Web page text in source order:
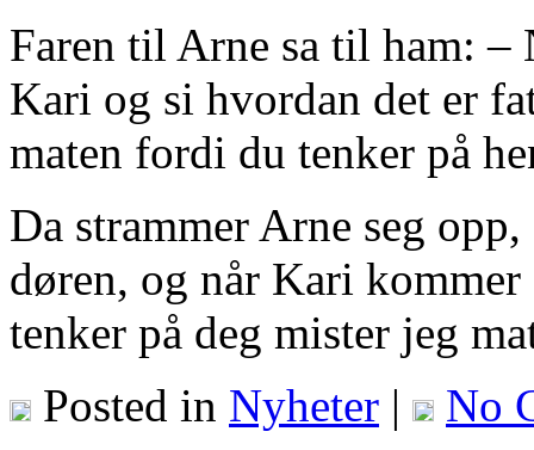
Faren til Arne sa til ham:
Kari og si hvordan det er
maten fordi du tenker på
Da strammer Arne seg
døren, og når Kari
tenker på deg mister jeg
Posted in Nyheter | No